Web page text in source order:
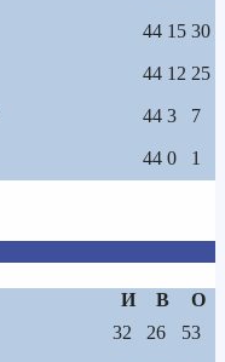
44 15 30
44 12 25
44 3 7
44 0 1
И В
О
32 26 53